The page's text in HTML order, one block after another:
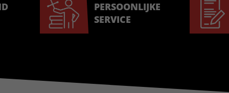
PERSOONLIJKE
SERVICE